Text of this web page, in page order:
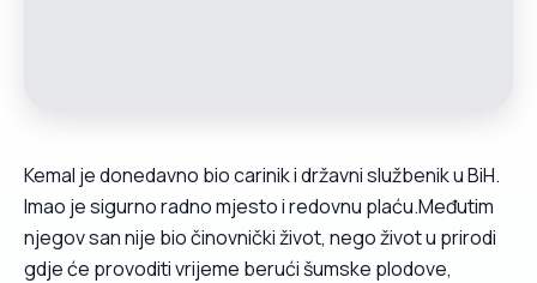
Kemal je donedavno bio carinik i državni službenik u BiH.
Imao je sigurno radno mjesto i redovnu plaću.Međutim
njegov san nije bio činovnički život, nego život u prirodi
gdje će provoditi vrijeme berući šumske plodove,